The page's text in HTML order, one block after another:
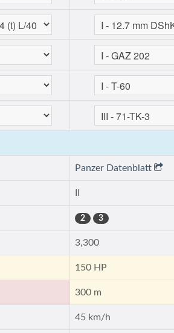
Panzer Datenblatt
2 3
3,300
150 HP
300 m
45 km/h